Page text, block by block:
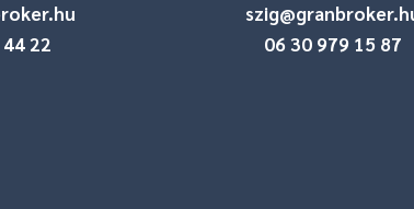
22
06 30 979 15 87